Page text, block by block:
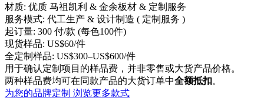
材质: 优质 马祖凯利 & 金余板材 & 定制服务
服务模式: 代工生产 & 设计制造 ( 定制服务 )
起订量: 300 付/款 (每色100件)
现货样品: US$60/件
全定制样品: US$300–US$600/件
用于确认定制项目的样品费，并非零售或大货产品价格。
两种样品费均可在同款产品的大货订单中全额抵扣。
为您的品牌定制 浏览更多款式